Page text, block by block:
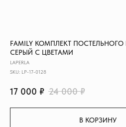
FAMILY КОМПЛЕКТ ПОСТЕЛЬНОГО
СЕРЫЙ С ЦВЕТАМИ
LAPERLA
SKU: LP-17-0128
17 000 ₽ 24 000 ₽
В КОРЗИНУ